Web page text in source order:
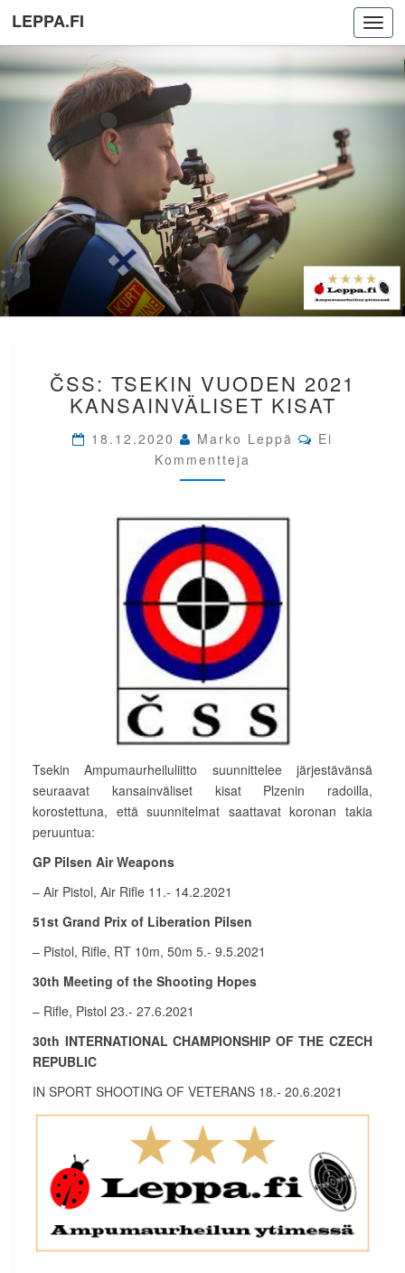
LEPPA.FI
TSEKIN
VUODEN
2021
KANSAINVÄLISET
KISAT
ČSS: TSEKIN VUODEN 2021
KANSAINVÄLISET KISAT
18.12.2020 Marko Leppä Comments
Ei
Kommentteja
Tsekin Ampumaurheiluliitto suunnittelee järjestävänsä
seuraavat kansainväliset kisat Plzenin radoilla,
korostettuna, että suunnitelmat saattavat koronan takia
peruuntua:
GP Pilsen Air Weapons
– Air Pistol, Air Rifle 11.- 14.2.2021
51st Grand Prix of Liberation Pilsen
– Pistol, Rifle, RT 10m, 50m 5.- 9.5.2021
30th Meeting of the Shooting Hopes
– Rifle, Pistol 23.- 27.6.2021
30th INTERNATIONAL CHAMPIONSHIP OF THE CZECH
REPUBLIC
IN SPORT SHOOTING OF VETERANS 18.- 20.6.2021